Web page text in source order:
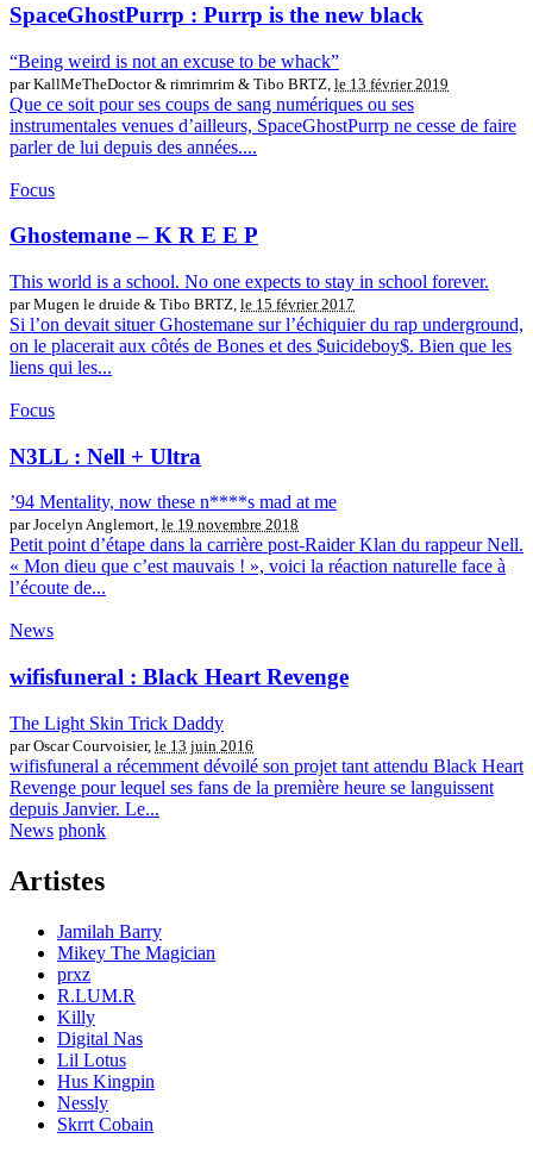
SpaceGhostPurrp : Purrp is the new black
“Being weird is not an excuse to be whack”
par KallMeTheDoctor & rimrimrim & Tibo BRTZ, le 13 février 2019
Que ce soit pour ses coups de sang numériques ou ses
instrumentales venues d’ailleurs, SpaceGhostPurrp ne cesse de faire
parler de lui depuis des années....
Focus
Ghostemane – K R E E P
This world is a school. No one expects to stay in school forever.
par Mugen le druide & Tibo BRTZ, le 15 février 2017
Si l’on devait situer Ghostemane sur l’échiquier du rap underground,
on le placerait aux côtés de Bones et des $uicideboy$. Bien que les
liens qui les...
Focus
N3LL : Nell + Ultra
’94 Mentality, now these n****s mad at me
par Jocelyn Anglemort, le 19 novembre 2018
Petit point d’étape dans la carrière post-Raider Klan du rappeur Nell.
« Mon dieu que c’est mauvais ! », voici la réaction naturelle face à
l’écoute de...
News
wifisfuneral : Black Heart Revenge
The Light Skin Trick Daddy
par Oscar Courvoisier, le 13 juin 2016
wifisfuneral a récemment dévoilé son projet tant attendu Black Heart
Revenge pour lequel ses fans de la première heure se languissent
depuis Janvier. Le...
News phonk
Artistes
Jamilah Barry
Mikey The Magician
prxz
R.LUM.R
Killy
Digital Nas
Lil Lotus
Hus Kingpin
Nessly
Skrrt Cobain